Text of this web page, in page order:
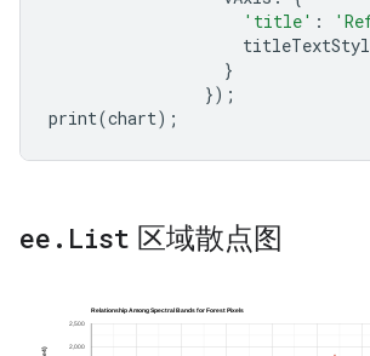
'title' :
}
});
print(chart);
ee . List 区域散点图